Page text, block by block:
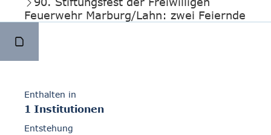
Feuerwehr Marburg/Lahn: zwei Feiernde
Enthalten in
1 Institutionen
Entstehung